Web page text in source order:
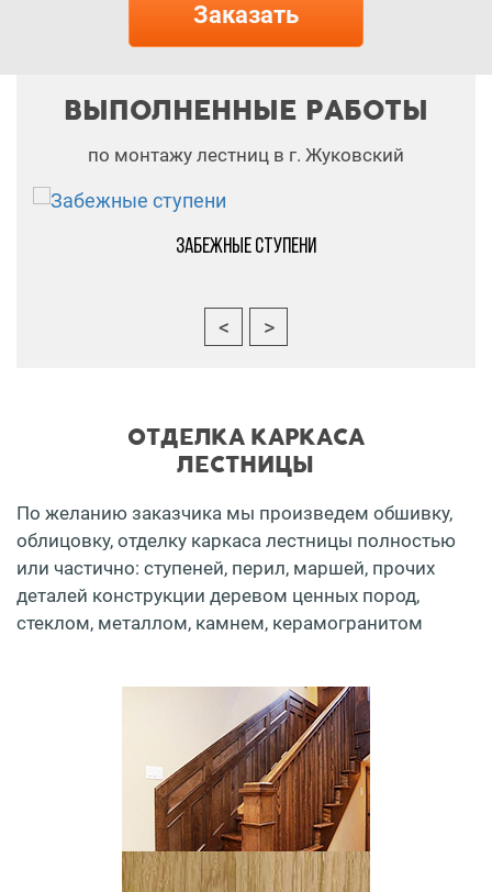
ВЫПОЛНЕННЫЕ РАБОТЫ
по монтажу лестниц в г. Жуковский
Забежные ступени
ОТДЕЛКА КАРКАСА
ЛЕСТНИЦЫ
По желанию заказчика мы произведем обшивку,
облицовку, отделку каркаса лестницы полностью
или частично: ступеней, перил, маршей, прочих
деталей конструкции деревом ценных пород,
стеклом, металлом, камнем, керамогранитом